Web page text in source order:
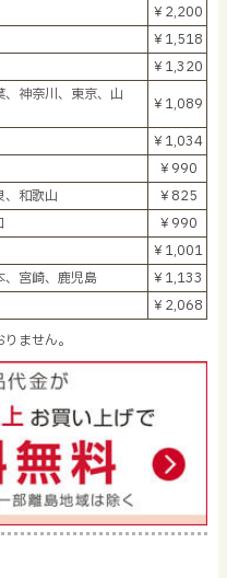
￥2,200
￥1,518
￥1,320
神奈川、東京、山
￥1,089
￥1,034
￥990
、和歌山
￥825
￥990
￥1,001
、宮崎、鹿児島
￥1,133
￥2,068
ません。